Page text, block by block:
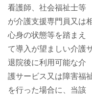
看護師、社会福祉士等
が介護支援専門員又は
心身の状態等を踏まえ
て導入が望ましい介護
退院後に利用可能な介
護サービス又は障害福
を行った場合に、当該